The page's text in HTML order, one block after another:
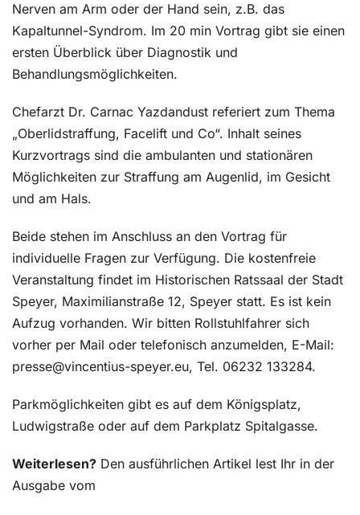
Nerven am Arm oder der Hand sein, z.B. das
Kapaltunnel-Syndrom. Im 20 min Vortrag gibt sie einen
ersten Überblick über Diagnostik und
Behandlungsmöglichkeiten.
Chefarzt Dr. Carnac Yazdandust referiert zum Thema
„Oberlidstraffung, Facelift und Co“. Inhalt seines
Kurzvortrags sind die ambulanten und stationären
Möglichkeiten zur Straffung am Augenlid, im Gesicht
und am Hals.
Beide stehen im Anschluss an den Vortrag für
individuelle Fragen zur Verfügung. Die kostenfreie
Veranstaltung findet im Historischen Ratssaal der Stadt
Speyer, Maximilianstraße 12, Speyer statt. Es ist kein
Aufzug vorhanden. Wir bitten Rollstuhlfahrer sich
vorher per Mail oder telefonisch anzumelden, E-Mail:
presse@vincentius-speyer.eu, Tel. 06232 133284.
Parkmöglichkeiten gibt es auf dem Königsplatz,
Ludwigstraße oder auf dem Parkplatz Spitalgasse.
Weiterlesen? Den ausführlichen Artikel lest Ihr in der
Ausgabe vom